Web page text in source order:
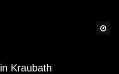
Kraubath